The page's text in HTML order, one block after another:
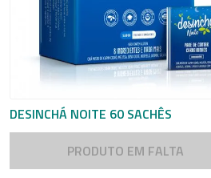
DESINCHÁ NOITE 60 SACHÊS
PRODUTO EM FALTA